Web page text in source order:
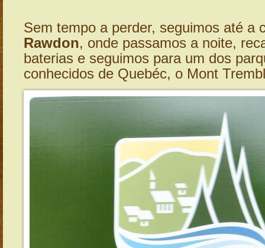
Sem tempo a perder, seguimos até a
Rawdon, onde passamos a noite,
baterias e seguimos para um dos
conhecidos de Quebéc, o Mont